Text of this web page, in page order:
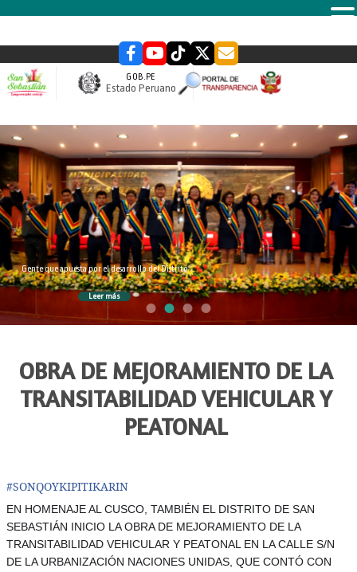
GOB.PE
Estado Peruano
slider
Gente que apuesta por el desarrollo del Distrito
Leer más
OBRA DE MEJORAMIENTO DE LA
TRANSITABILIDAD VEHICULAR Y
PEATONAL
#SONQOYKIPITIKARIN
EN HOMENAJE AL CUSCO, TAMBIÉN EL DISTRITO DE SAN
SEBASTIÁN INICIO LA OBRA DE MEJORAMIENTO DE LA
TRANSITABILIDAD VEHICULAR Y PEATONAL EN LA CALLE S/N
DE LA URBANIZACIÓN NACIONES UNIDAS, QUE CONTÓ CON